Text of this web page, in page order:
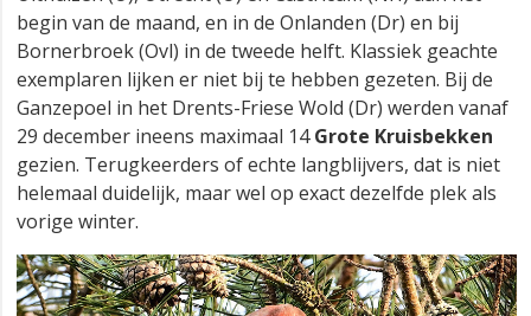
begin van de maand, en in de Onlanden (Dr) en bij
Bornerbroek (Ovl) in de tweede helft. Klassiek geachte
exemplaren lijken er niet bij te hebben gezeten. Bij de
Ganzepoel in het Drents-Friese Wold (Dr) werden vanaf
29 december ineens maximaal 14Grote Kruisbekken
gezien. Terugkeerders of echte langblijvers, dat is niet
helemaal duidelijk, maar wel op exact dezelfde plek als
vorige winter.